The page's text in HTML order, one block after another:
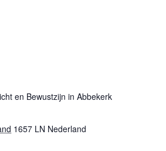
en Bewustzijn in Abbekerk
1657 LN Nederland